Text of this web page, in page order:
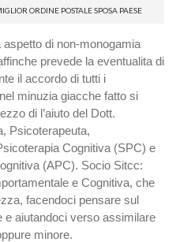
ORDINE POSTALE SPOSA PAESE
di non-monogamia
prevede la eventualita di
il accordo di tutti i
minuzia giacche fatto si
di l’aiuto del Dott.
Psicoterapeuta,
Cognitiva (SPC) e
(APC). Socio Sitcc:
e Cognitiva, che
facendoci pensare sul
e aiutandoci verso assimilare
minore.